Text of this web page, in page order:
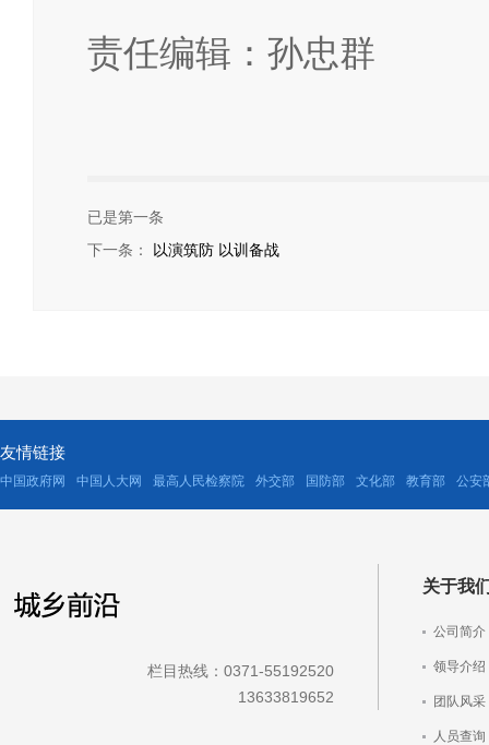
责任编辑：孙忠群
已是第一条
下一条：
以演筑防 以训备战
友情链接
中国政府网 中国人大网 最高人民检察院 外交部 国防部 文化部 教育部 公安
栏目热线：0371-55192520
13633819652
关于我
公司简介
领导介绍
团队风采
人员查询